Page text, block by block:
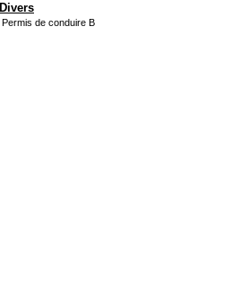
Divers
Permis de conduire B